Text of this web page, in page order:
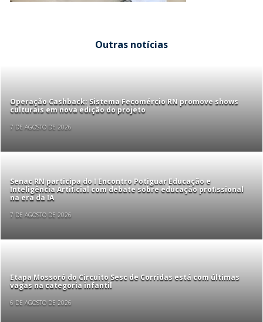
Outras notícias
Operação Cashback: Sistema Fecomércio RN promove shows
culturais em nova edição do projeto
7 DE AGOSTO DE 2026
Senac RN participa do I Encontro Potiguar Educação e
Inteligência Artificial com debate sobre educação profissional
na era da IA
7 DE AGOSTO DE 2026
Etapa Mossoró do Circuito Sesc de Corridas está com últimas
vagas na categoria infantil
6 DE AGOSTO DE 2026